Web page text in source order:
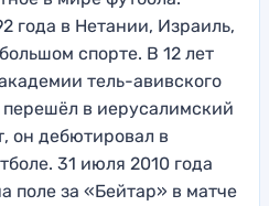
года в Нетании, Израиль,
спорте. В 12 лет
тель-авивского
в иерусалимский
он дебютировал в
31 июля 2010 года
поле за «Бейтар» в матче